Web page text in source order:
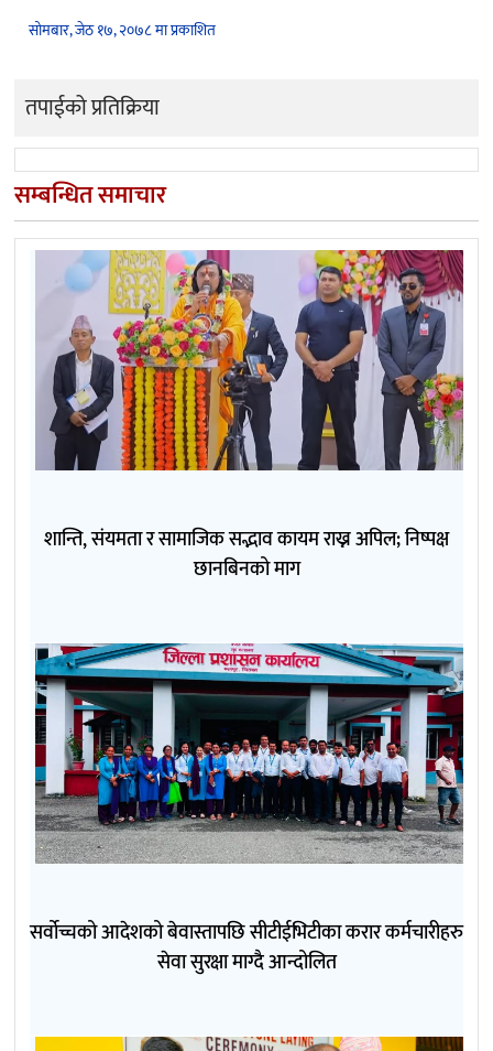
सोमबार, जेठ १७, २०७८ मा प्रकाशित
तपाईको प्रतिक्रिया
सम्बन्धित समाचार
शान्ति, संयमता र सामाजिक सद्भाव कायम राख्न अपिल; निष्पक्ष
छानबिनको माग
सर्वोच्चको आदेशको बेवास्तापछि सीटीईभिटीका करार कर्मचारीहरु
सेवा सुरक्षा माग्दै आन्दोलित